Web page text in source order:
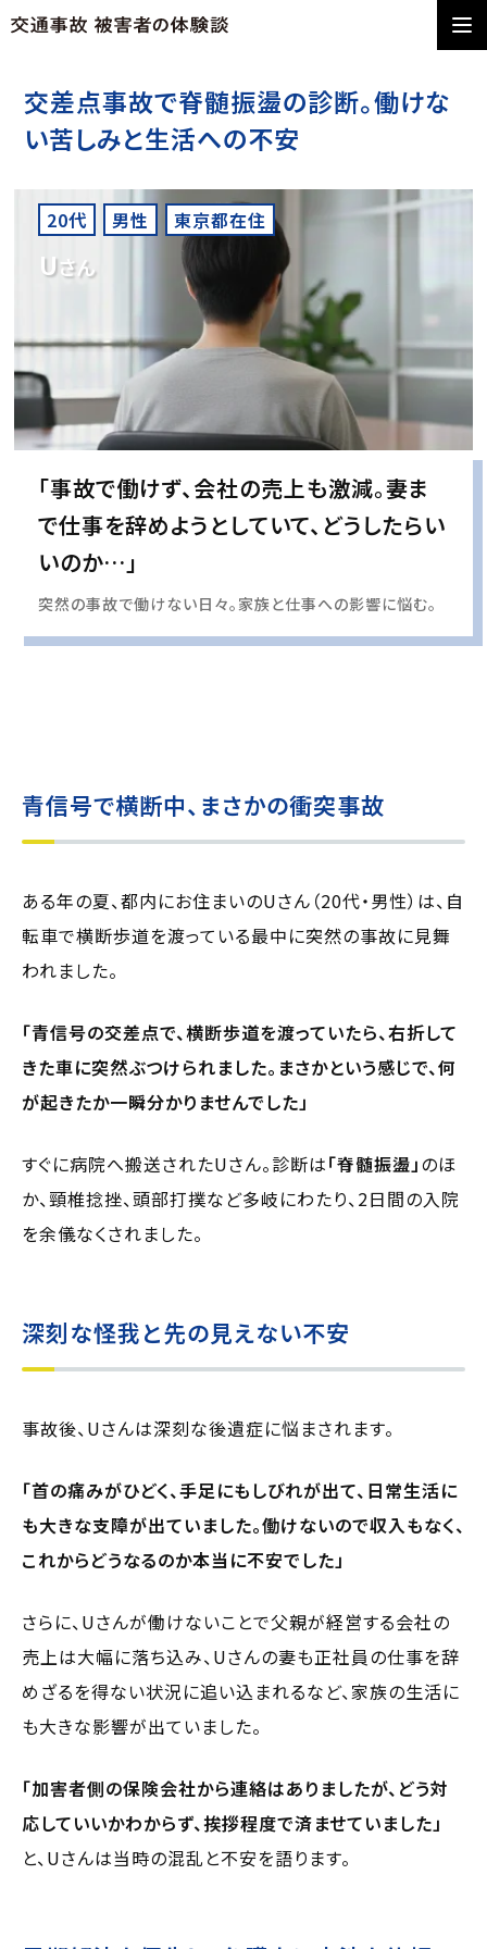
交差点事故で脊髄振盪の診断。働けな
い苦しみと生活への不安
20代 男性 東京都在住
Uさん
「事故で働けず、会社の売上も激減。妻ま
で仕事を辞めようとしていて、どうしたらい
いのか…」
突然の事故で働けない日々。家族と仕事への影響に悩む。
青信号で横断中、まさかの衝突事故
ある年の夏、都内にお住まいのUさん（20代・男性）は、自
転車で横断歩道を渡っている最中に突然の事故に見舞
われました。
「青信号の交差点で、横断歩道を渡っていたら、右折して
きた車に突然ぶつけられました。まさかという感じで、何
が起きたか一瞬分かりませんでした」
すぐに病院へ搬送されたUさん。診断は「脊髄振盪」のほ
か、頸椎捻挫、頭部打撲など多岐にわたり、2日間の入院
を余儀なくされました。
深刻な怪我と先の見えない不安
事故後、Uさんは深刻な後遺症に悩まされます。
「首の痛みがひどく、手足にもしびれが出て、日常生活に
も大きな支障が出ていました。働けないので収入もなく、
これからどうなるのか本当に不安でした」
さらに、Uさんが働けないことで父親が経営する会社の
売上は大幅に落ち込み、Uさんの妻も正社員の仕事を辞
めざるを得ない状況に追い込まれるなど、家族の生活に
も大きな影響が出ていました。
「加害者側の保険会社から連絡はありましたが、どう対
応していいかわからず、挨拶程度で済ませていました」
と、Uさんは当時の混乱と不安を語ります。